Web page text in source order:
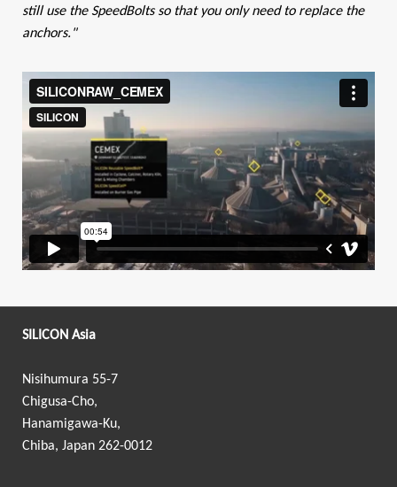
still use the SpeedBolts so that you only need to replace the
anchors."
SILICON Asia
Nisihumura 55-7
Chigusa-Cho,
Hanamigawa-Ku,
Chiba, Japan 262-0012